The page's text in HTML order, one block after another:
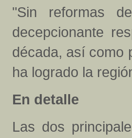
"Sin reformas
decepcionante
década, así como
ha logrado la
En detalle
Las dos